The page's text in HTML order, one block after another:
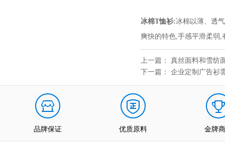
冰棉T恤衫:冰棉以薄、透
爽快的特色,手感平滑柔弱
上一篇： 真丝面料和雪纺
下一篇： 企业定制广告衫
品牌保证 优质原料 金牌